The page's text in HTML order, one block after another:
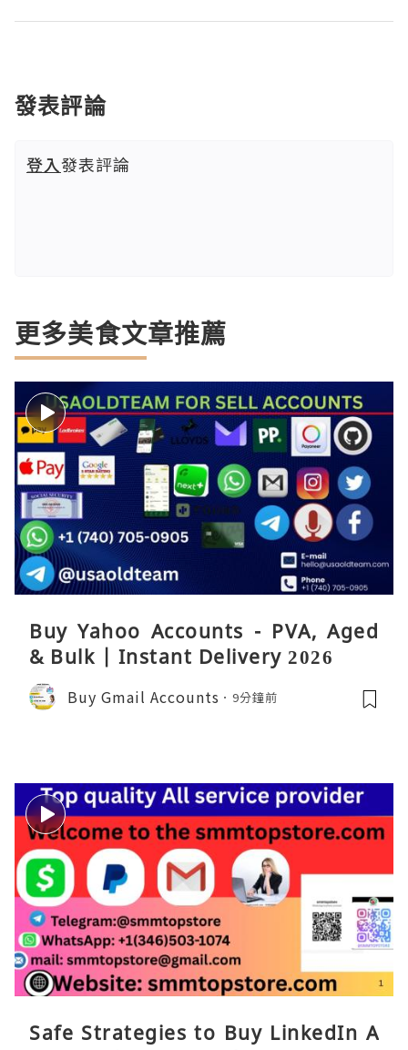
發表評論
登入發表評論
更多美食文章推薦
Buy Yahoo Accounts - PVA, Aged
& Bulk | Instant Delivery 2026
Buy Gmail Accounts 9分鐘前
Safe Strategies to Buy LinkedIn A